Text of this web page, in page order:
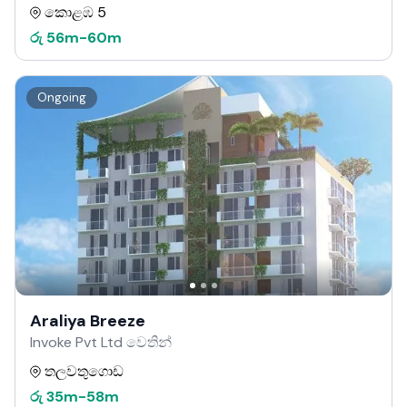
කොළඹ 5
රු 56m-60m
Ongoing
Araliya Breeze
Invoke Pvt Ltd වෙතින්
තලවතුගොඩ
රු 35m-58m